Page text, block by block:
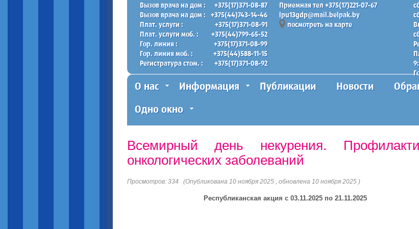
Вызов врача на дом :
+375(17)371-08-87
Вызов врача на дом : +375(44)743-14-46
Плат. услуги :
+375(17)371-08-91
Плат. услуги моб. :
+375(44)799-65-52
Гор. линия :
+375(17)371-08-99
Гор. линия моб. :
+375(44)588-11-15
Регистратура стом. :
+375(17)371-08-92
Приемная тел +375(17)221-07-67
lpu13gdp@mail.belpak.by
посмотреть на карте
О нас Информация Публикации Новости
Одно окно
Всемирный день некурения.
онкологических заболеваний
Просмотров: 334 (Опубликована 10 ноября 2025 , обновлена 10 ноября 2025 )
Республиканская акция с 03.11.2025 по 21.11.2025